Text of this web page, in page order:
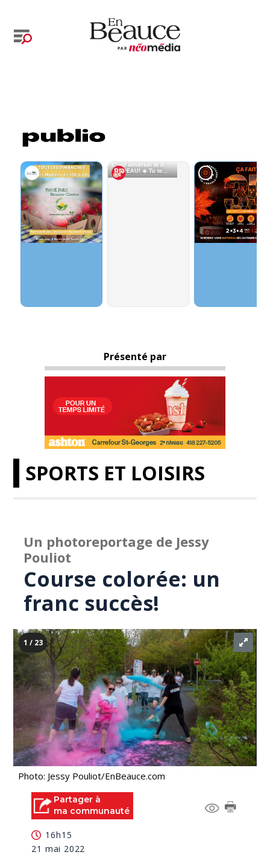
Présenté par
SPORTS ET LOISIRS
Un photoreportage de Jessy
Pouliot
Course colorée: un
franc succès!
1 / 23
Photo: Jessy Pouliot/EnBeauce.com
Partager à
ma communauté
16h15
21 mai 2022